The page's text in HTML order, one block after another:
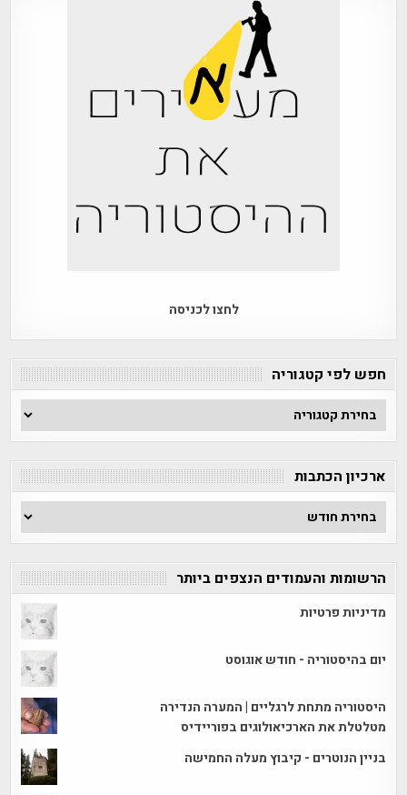
לחצו לכניסה
חפש לפי קטגוריה
חפש
לפי
ארכיון הכתבות
ארכיון
הכתבות
הרשומות והעמודים הנצפים ביותר
מדיניות פרטיות
יום בהיסטוריה - חודש אוגוסט
היסטוריה מתחת לרגליים | המערה הנדירה
מטלטלת את הארכיאולוגים בפוריידיס
בניין הנוטרים - קיבוץ מעלה החמישה